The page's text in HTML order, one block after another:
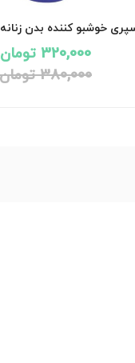
me بیول
320,000 تومان
380,000 تومان